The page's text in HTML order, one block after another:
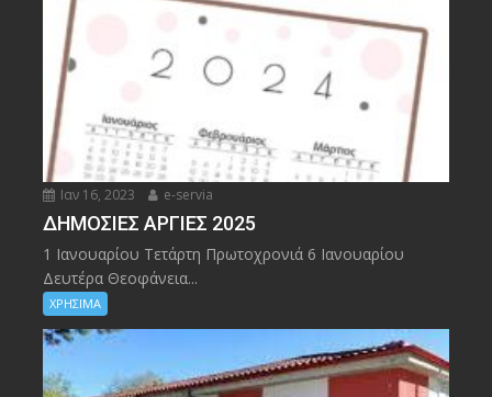
Ιαν 16, 2023 e-servia
ΔΗΜΟΣΙΕΣ ΑΡΓΙΕΣ 2025
1 Ιανουαρίου Τετάρτη Πρωτοχρονιά 6 Ιανουαρίου
Δευτέρα Θεοφάνεια...
ΧΡΗΣΙΜΑ